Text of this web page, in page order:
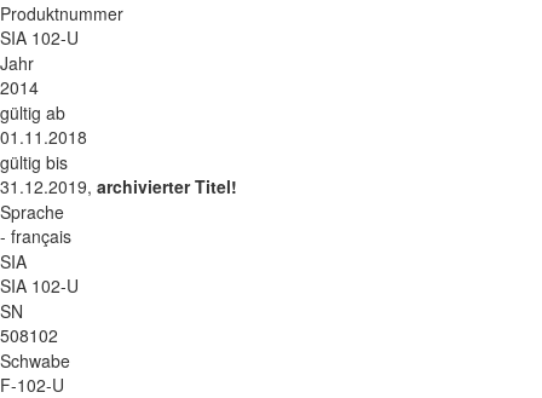
Produktnummer
SIA 102-U
Jahr
2014
gültig ab
01.11.2018
gültig bis
31.12.2019, archivierter Titel!
Sprache
- français
SIA
SIA 102-U
SN
508102
Schwabe
F-102-U